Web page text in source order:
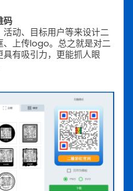
码
动、目标用户等来设计二
、上传logo。总之就是对二
有吸引力，更能抓人眼